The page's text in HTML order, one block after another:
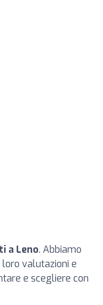
a Leno. Abbiamo
valutazioni e
e scegliere con